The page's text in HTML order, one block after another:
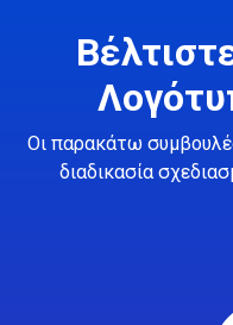
Οι παρακάτω
διαδικασία